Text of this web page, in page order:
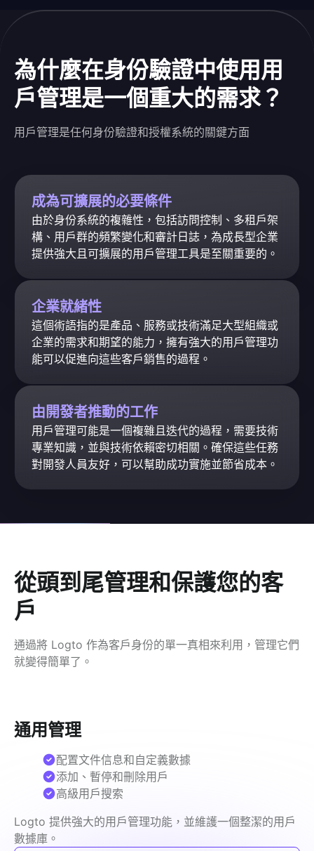
為什麼在身份驗證中使用用
戶管理是一個重大的需求？
用戶管理是任何身份驗證和授權系統的關鍵方面
成為可擴展的必要條件
由於身份系統的複雜性，包括訪問控制、多租戶架
構、用戶群的頻繁變化和審計日誌，為成長型企業
提供強大且可擴展的用戶管理工具是至關重要的。
企業就緒性
這個術語指的是產品、服務或技術滿足大型組織或
企業的需求和期望的能力，擁有強大的用戶管理功
能可以促進向這些客戶銷售的過程。
由開發者推動的工作
用戶管理可能是一個複雜且迭代的過程，需要技術
專業知識，並與技術依賴密切相關。確保這些任務
對開發人員友好，可以幫助成功實施並節省成本。
從頭到尾管理和保護您的客
戶
通過將 Logto 作為客戶身份的單一真相來利用，管理它們
就變得簡單了。
通用管理
Logto 提供強大的用戶管理功能，並維護一個整潔的用戶
數據庫。
配置文件信息和自定義數據
添加、暫停和刪除用戶
高級用戶搜索